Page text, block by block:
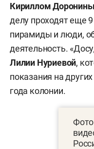
Кириллом
делу проходят еще
пирамиды и люди,
деятельность.
Лилии Нуриевой,
показания на
года колонии.